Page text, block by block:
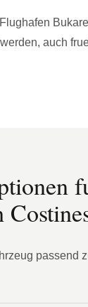
auch
passend